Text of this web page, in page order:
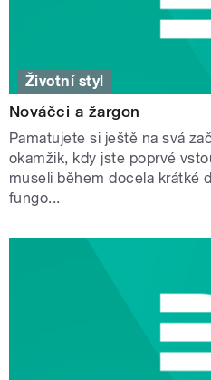
Životní styl
Nováčci a žargon
Pamatujete si ještě na svá
okamžik, kdy jste poprvé
museli během docela krátké
fungo...